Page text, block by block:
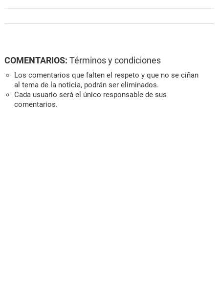
COMENTARIOS: Términos y condiciones
Los comentarios que falten el respeto y que no se ciñan
al tema de la noticia, podrán ser eliminados.
Cada usuario será el único responsable de sus
comentarios.